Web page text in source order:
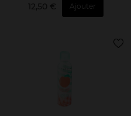
12,50 € Ajouter